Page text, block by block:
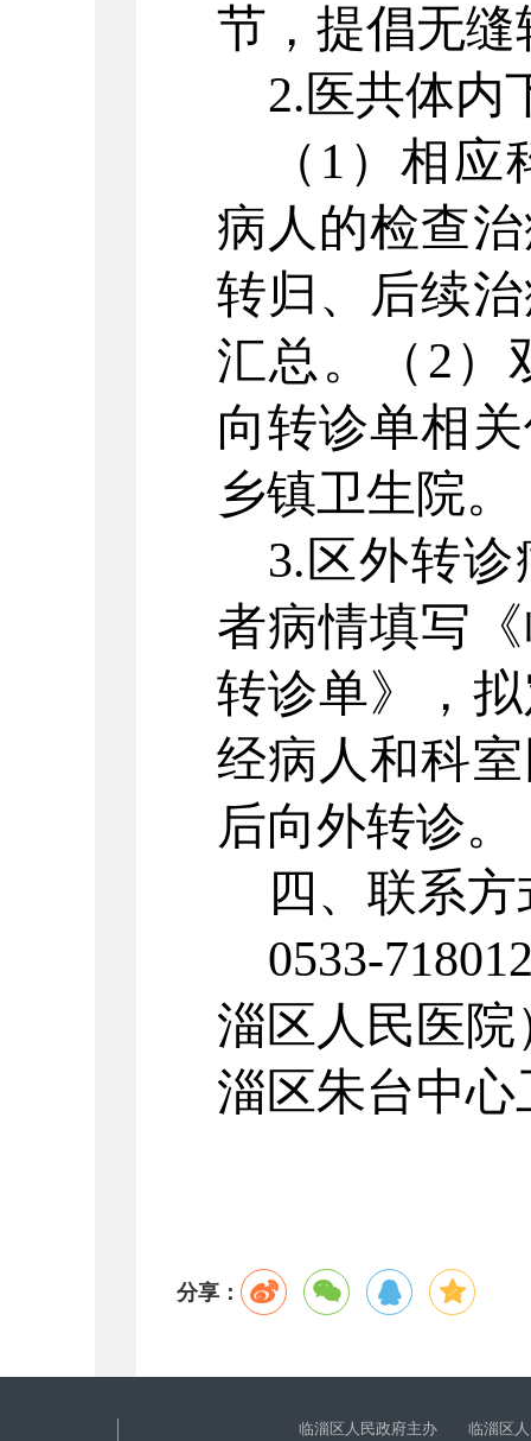
节，提倡无缝
2.医共体内
（ 1）相应
病人的检查
转归、后续
汇总。（2）
向转诊单相
乡镇卫生院。
3.区外转
者病情填写
转诊单》，
经病人和科
后向外转诊。
四、联系
0533-
淄区人民医院
淄区朱台中心
分享：
临淄区人民政府主办 临淄区人